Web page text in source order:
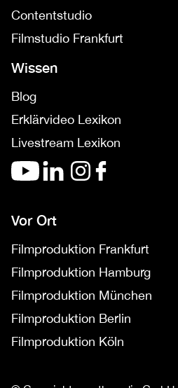
Contentstudio
Filmstudio Frankfurt
Wissen
Blog
Erklärvideo Lexikon
Livestream Lexikon
Vor Ort
Filmproduktion Frankfurt
Filmproduktion Hamburg
Filmproduktion München
Filmproduktion Berlin
Filmproduktion Köln